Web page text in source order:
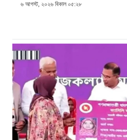
৬ আগস্ট, ২০২৬ বিকাল ০৫:২৮